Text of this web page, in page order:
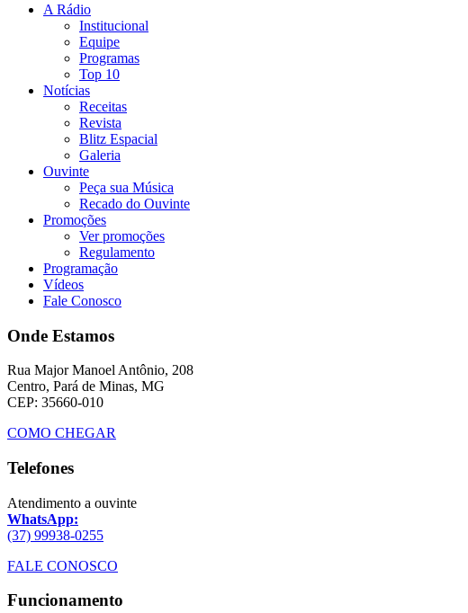
A Rádio
Institucional
Equipe
Programas
Top 10
Notícias
Receitas
Revista
Blitz Espacial
Galeria
Ouvinte
Peça sua Música
Recado do Ouvinte
Promoções
Ver promoções
Regulamento
Programação
Vídeos
Fale Conosco
Onde Estamos
Rua Major Manoel Antônio, 208
Centro, Pará de Minas, MG
CEP: 35660-010
COMO CHEGAR
Telefones
Atendimento a ouvinte
WhatsApp:
(37) 99938-0255
FALE CONOSCO
Funcionamento